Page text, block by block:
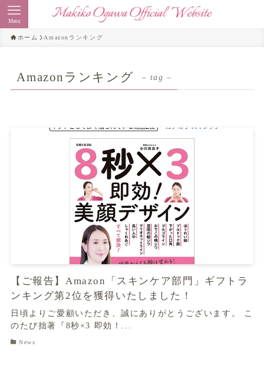
Menu
ホーム Amazonランキング
Amazonランキング – tag –
【ご報告】Amazon「スキンケア部門」ギフトラ
ンキング第2位を獲得いたしました！
日頃よりご愛顧いただき、誠にありがとうございます。 こ
のたび拙著『8秒×3 即効！...
News